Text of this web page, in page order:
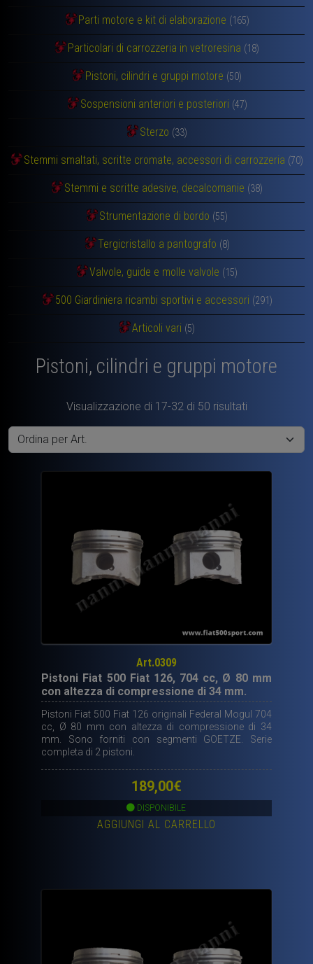
Parti motore e kit di elaborazione (165)
Particolari di carrozzeria in vetroresina (18)
Pistoni, cilindri e gruppi motore (50)
Sospensioni anteriori e posteriori (47)
Sterzo (33)
Stemmi smaltati, scritte cromate, accessori di carrozzeria (70)
Stemmi e scritte adesive, decalcomanie (38)
Strumentazione di bordo (55)
Tergicristallo a pantografo (8)
Valvole, guide e molle valvole (15)
500 Giardiniera ricambi sportivi e accessori (291)
Articoli vari (5)
Pistoni, cilindri e gruppi motore
Visualizzazione di 17-32 di 50 risultati
Art.0309
Pistoni Fiat 500 Fiat 126, 704 cc, Ø 80 mm
con altezza di compressione di 34 mm.
Pistoni Fiat 500 Fiat 126 originali Federal Mogul 704
cc, Ø 80 mm con altezza di compressione di 34
mm. Sono forniti con segmenti GOETZE. Serie
completa di 2 pistoni.
189,00€
DISPONIBILE
AGGIUNGI AL CARRELLO